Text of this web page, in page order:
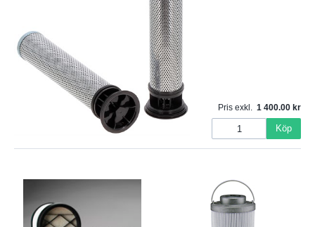
Pris exkl. 1 400.00
Köp